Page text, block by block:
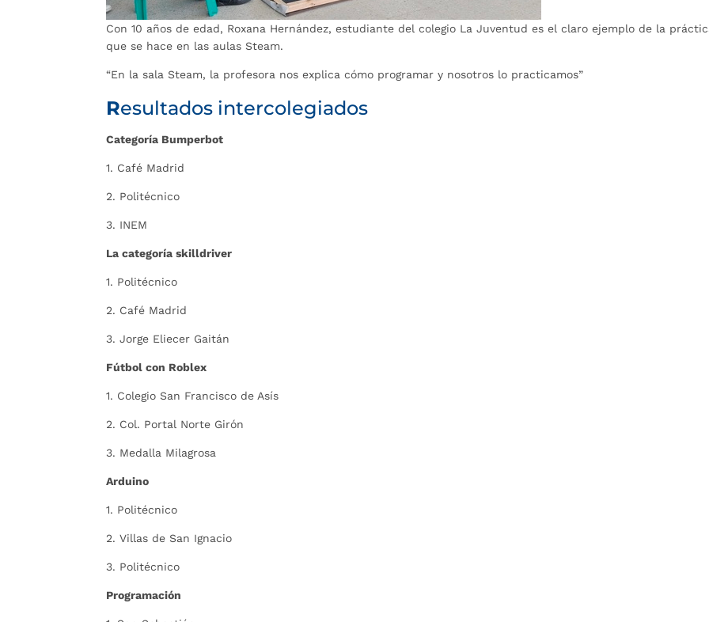
Con 10 años de edad, Roxana Hernández, estudiante del colegio La Juventud es el claro ejemplo de la
que se hace en las aulas Steam.
“En la sala Steam, la profesora nos explica cómo programar y nosotros lo practicamos”
Resultados intercolegiados
Categoría Bumperbot
1. Café Madrid
2. Politécnico
3. INEM
La categoría skilldriver
1. Politécnico
2. Café Madrid
3. Jorge Eliecer Gaitán
Fútbol con Roblex
1. Colegio San Francisco de Asís
2. Col. Portal Norte Girón
3. Medalla Milagrosa
Arduino
1. Politécnico
2. Villas de San Ignacio
3. Politécnico
Programación